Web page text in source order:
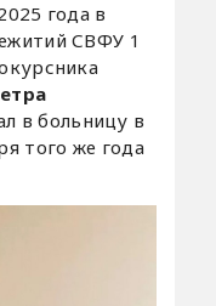
года в
СВФУ 1
в больницу в
того же года